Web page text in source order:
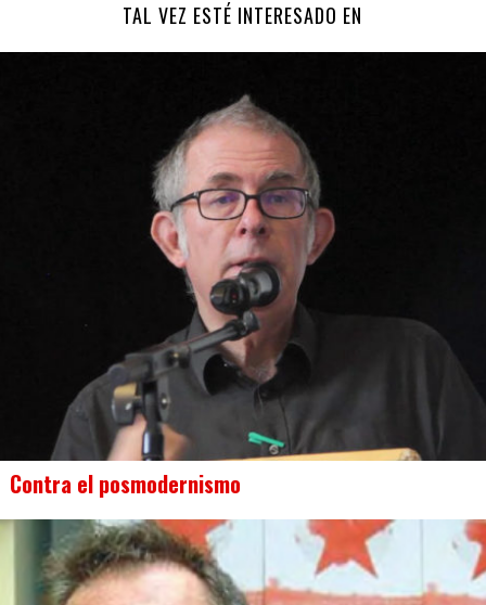
TAL VEZ ESTÉ INTERESADO EN
Contra el posmodernismo